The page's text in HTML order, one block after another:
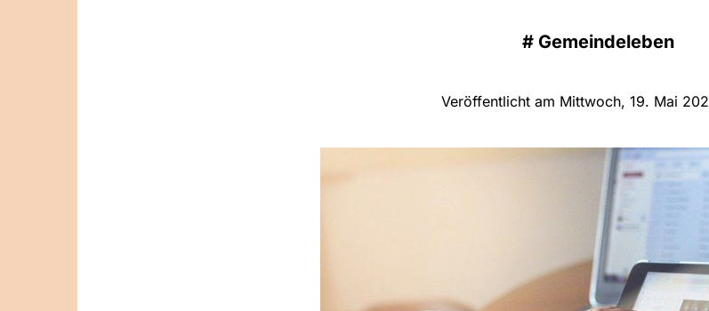
# Gemeindeleben
Veröffentlicht am Mittwoch, 19. Mai